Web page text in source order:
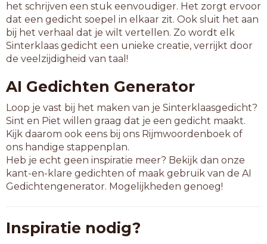
het schrijven een stuk eenvoudiger. Het zorgt ervoor
dat een gedicht soepel in elkaar zit. Ook sluit het aan
bij het verhaal dat je wilt vertellen. Zo wordt elk
Sinterklaas gedicht een unieke creatie, verrijkt door
de veelzijdigheid van taal!
AI Gedichten Generator
Loop je vast bij het maken van je Sinterklaasgedicht?
Sint en Piet willen graag dat je een gedicht maakt.
Kijk daarom ook eens bij ons Rijmwoordenboek of
ons handige stappenplan.
Heb je echt geen inspiratie meer? Bekijk dan onze
kant-en-klare gedichten of maak gebruik van de AI
Gedichtengenerator. Mogelijkheden genoeg!
Inspiratie nodig?